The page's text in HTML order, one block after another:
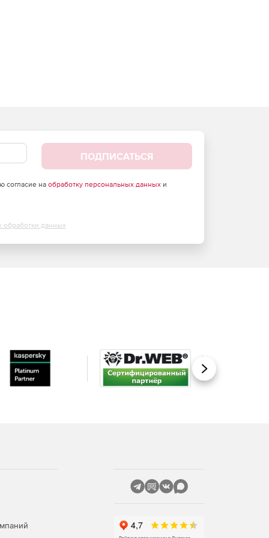
ПОДПИСАТЬСЯ
согласие на обработку персональных данныхи
обработки данных
Вперед